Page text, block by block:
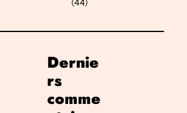
(44)
Dernie
rs
comme